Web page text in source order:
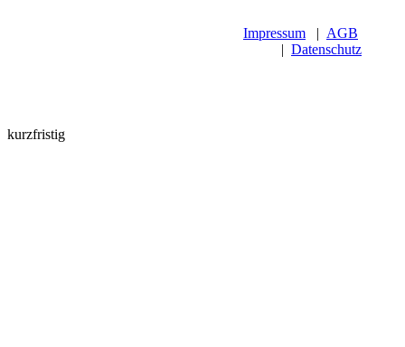
Impressum | AGB
| Datenschutz
kurzfristig